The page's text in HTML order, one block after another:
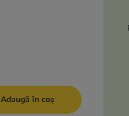
Adaugă în coș